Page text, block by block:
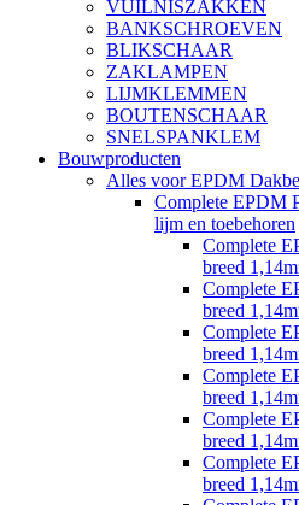
VUILNISZAKKEN
BANKSCHROEVEN
BLIKSCHAAR
ZAKLAMPEN
LIJMKLEMMEN
BOUTENSCHAAR
SNELSPANKLEM
Bouwproducten
Alles voor EPDM
Complete EPDM
lijm en toebehoren
Complete
breed
Complete
breed
Complete
breed
Complete
breed
Complete
breed
Complete
breed